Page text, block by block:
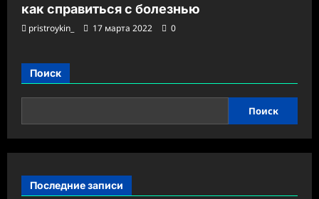
как справиться с болезнью
pristroykin_ 17 марта 2022 0
Поиск
Поиск
Последние записи